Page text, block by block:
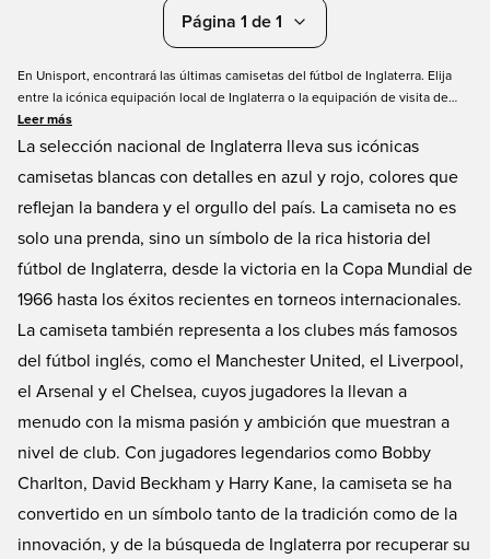
Página 1 de 1
En Unisport, encontrará las últimas camisetas del fútbol de Inglaterra. Elija
entre la icónica equipación local de Inglaterra o la equipación de visita de
Inglaterra y una sus fuerzas con las de los grandes fans de Los Tres Leones.
Tenemos todas las tallas para adultos, así como una equipación de Inglaterra
fútbol. Hay muchos jugadores estrella entre los que elegir, ¿o tal vez quiera
añadir su propio nombre a su camiseta de Inglaterra? ¡Pida hoy mismo su
equipación de Inglaterra en Unisport en Unisport!
Leer más
La selección nacional de Inglaterra lleva sus icónicas
camisetas blancas con detalles en azul y rojo, colores que
reflejan la bandera y el orgullo del país. La camiseta no es
solo una prenda, sino un símbolo de la rica historia del
fútbol de Inglaterra, desde la victoria en la Copa Mundial de
1966 hasta los éxitos recientes en torneos internacionales.
La camiseta también representa a los clubes más famosos
del fútbol inglés, como el Manchester United, el Liverpool,
el Arsenal y el Chelsea, cuyos jugadores la llevan a
menudo con la misma pasión y ambición que muestran a
nivel de club. Con jugadores legendarios como Bobby
Charlton, David Beckham y Harry Kane, la camiseta se ha
convertido en un símbolo tanto de la tradición como de la
innovación, y de la búsqueda de Inglaterra por recuperar su